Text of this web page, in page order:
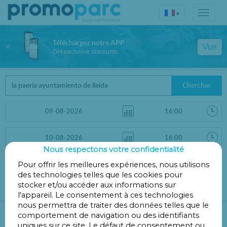
▾
Chercher
Trier par
Distance
Filtres
Parking à La Paeria – Mairie de
Lleida
Nous respectons votre confidentialité
Pour offrir les meilleures expériences, nous utilisons
des technologies telles que les cookies pour
stocker et/ou accéder aux informations sur
l'appareil. Le consentement à ces technologies
nous permettra de traiter des données telles que le
comportement de navigation ou des identifiants
Téléchargez notre APP
Get exclusive discounts
Vue